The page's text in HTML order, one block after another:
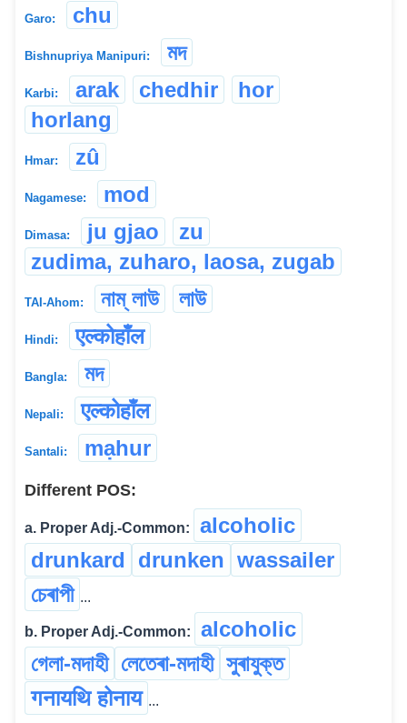
Garo: chu
Bishnupriya Manipuri: মদ
Karbi: arak chedhir
hor
horlang
Hmar: zû
Nagamese: mod
Dimasa: ju gjao
zu
zudima, zuharo, laosa, zugab
TAI-Ahom: নাম্ লাউ লাউ
Hindi: एल्कोहाँल
Bangla: মদ
Nepali: एल्कोहाँल
Santali: mạhur
Different POS:
a. Proper Adj.-Common:
alcoholic
drunkard
drunken wassailer
চেৰাপী ...
b. Proper Adj.-Common:
alcoholic
গেলা-মদাহী লেতেৰা-মদাহী সুৰাযুক্ত
गनायथि होनाय ...